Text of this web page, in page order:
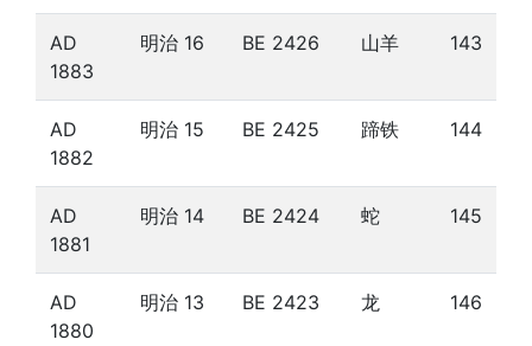
AD
1883
明治 16 BE 2426 山羊 143
AD
1882
明治 15 BE 2425 蹄铁 144
AD
1881
明治 14 BE 2424 蛇 145
AD
1880
明治 13 BE 2423 龙 146